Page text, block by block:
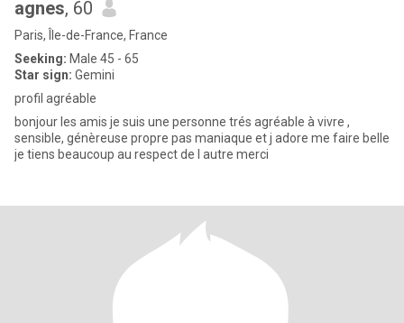
agnes, 60
Paris, Île-de-France, France
Seeking: Male 45 - 65
Star sign: Gemini
profil agréable
bonjour les amis je suis une personne trés agréable à vivre ,
sensible, génèreuse propre pas maniaque et j adore me faire belle
je tiens beaucoup au respect de l autre merci